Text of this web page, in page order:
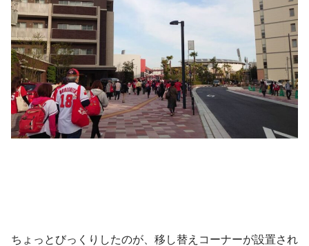
ちょっとびっくりしたのが、移し替えコーナーが設置され